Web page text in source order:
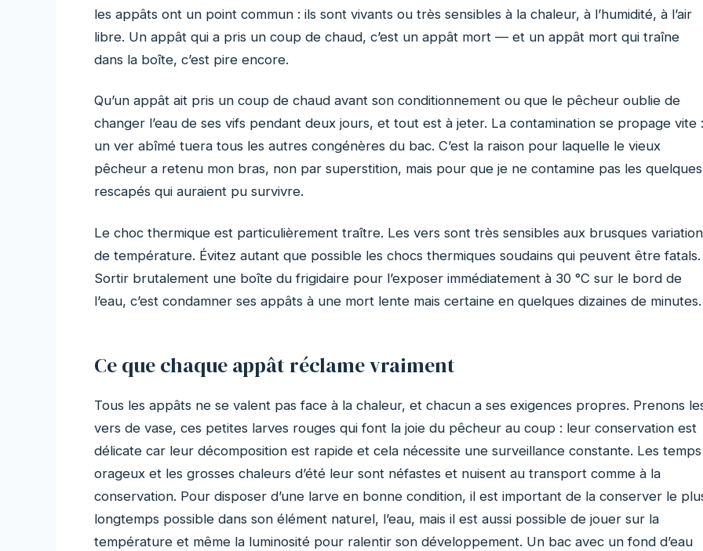
les appâts ont un point commun : ils sont vivants ou très sensibles à la chaleur, à l’humidité, à l’air
libre. Un appât qui a pris un coup de chaud, c’est un appât mort — et un appât mort qui traîne
dans la boîte, c’est pire encore.
Qu’un appât ait pris un coup de chaud avant son conditionnement ou que le pêcheur oublie de
changer l’eau de ses vifs pendant deux jours, et tout est à jeter. La contamination se propage vite :
un ver abîmé tuera tous les autres congénères du bac. C’est la raison pour laquelle le vieux
pêcheur a retenu mon bras, non par superstition, mais pour que je ne contamine pas les quelques
rescapés qui auraient pu survivre.
Le choc thermique est particulièrement traître. Les vers sont très sensibles aux brusques
de température. Évitez autant que possible les chocs thermiques soudains qui peuvent être fatals.
Sortir brutalement une boîte du frigidaire pour l’exposer immédiatement à 30 °C sur le bord de
l’eau, c’est condamner ses appâts à une mort lente mais certaine en quelques dizaines de minutes.
Ce que chaque appât réclame vraiment
Tous les appâts ne se valent pas face à la chaleur, et chacun a ses exigences propres. Prenons
vers de vase, ces petites larves rouges qui font la joie du pêcheur au coup : leur conservation est
délicate car leur décomposition est rapide et cela nécessite une surveillance constante. Les temps
orageux et les grosses chaleurs d’été leur sont néfastes et nuisent au transport comme à la
conservation. Pour disposer d’une larve en bonne condition, il est important de la conserver le
longtemps possible dans son élément naturel, l’eau, mais il est aussi possible de jouer sur la
température et même la luminosité pour ralentir son développement. Un bac avec un fond d’eau